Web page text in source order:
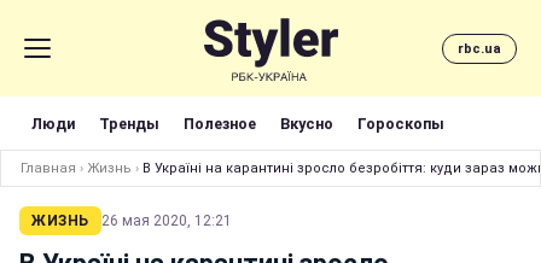
rbc.ua
Люди Тренды Полезное Вкусно Гороскопы
Главная › Жизнь › В Україні на карантині зросло безробіття: куди зараз
ЖИЗНЬ 26 мая 2020, 12:21